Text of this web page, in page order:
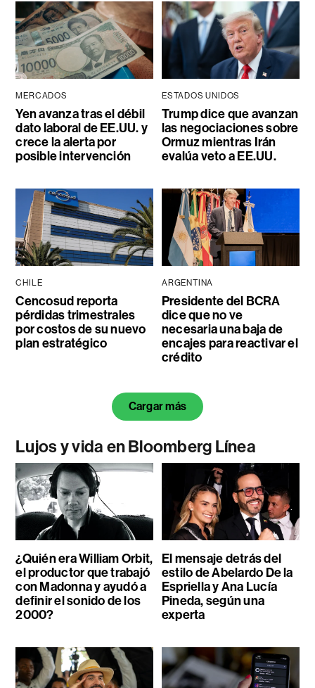
MERCADOS
Yen avanza tras el débil
dato laboral de EE.UU. y
crece la alerta por
posible intervención
ESTADOS UNIDOS
Trump dice que avanzan
las negociaciones sobre
Ormuz mientras Irán
evalúa veto a EE.UU.
CHILE
Cencosud reporta
pérdidas trimestrales
por costos de su nuevo
plan estratégico
ARGENTINA
Presidente del BCRA
dice que no ve
necesaria una baja de
encajes para reactivar el
crédito
Cargar más
Lujos y vida en Bloomberg Línea
¿Quién era William Orbit,
el productor que trabajó
con Madonna y ayudó a
definir el sonido de los
2000?
El mensaje detrás del
estilo de Abelardo De la
Espriella y Ana Lucía
Pineda, según una
experta